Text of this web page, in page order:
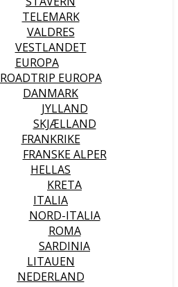
TELEMARK
VALDRES
VESTLANDET
EUROPA
ROADTRIP EUROPA
DANMARK
JYLLAND
SKJÆLLAND
FRANKRIKE
FRANSKE ALPER
HELLAS
KRETA
ITALIA
NORD-ITALIA
ROMA
SARDINIA
LITAUEN
NEDERLAND